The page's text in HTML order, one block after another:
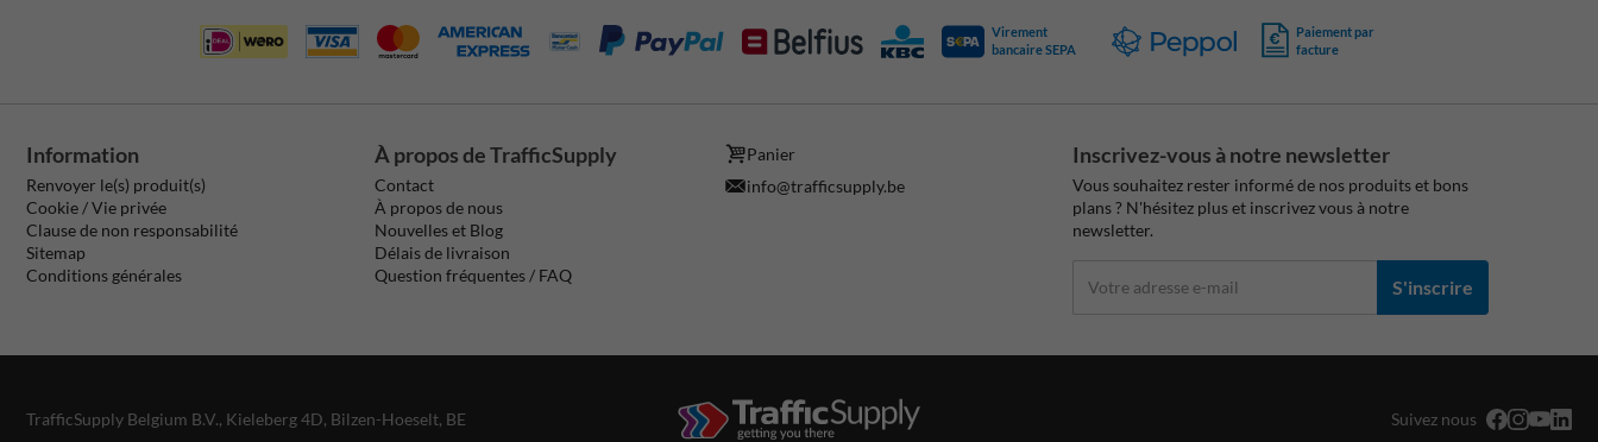
Virement
bancaire SEPA
Paiement par
facture
Information
Renvoyer le(s) produit(s)
Cookie / Vie privée
Clause de non responsabilité
Sitemap
Conditions générales
À propos de TrafficSupply
Contact
À propos de nous
Nouvelles et Blog
Délais de livraison
Question fréquentes / FAQ
Panier
info@trafficsupply.be
Inscrivez-vous à notre newsletter
Vous souhaitez rester informé de nos produits et bons
plans ? N'hésitez plus et inscrivez vous à notre
newsletter.
S'inscrire
TrafficSupply Belgium B.V., Kieleberg 4D, Bilzen-Hoeselt, BE Suivez nous